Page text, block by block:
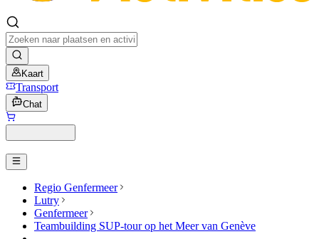
Kaart
Transport
Chat
Regio Genfermeer
Lutry
Genfermeer
Teambuilding SUP-tour op het Meer van Genève